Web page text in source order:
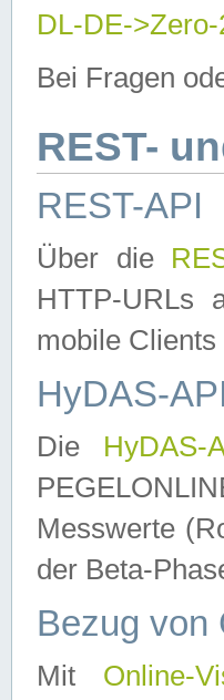
DL-DE->Zero-
Bei Fragen
REST-
REST-API
Über die
HTTP-URLs
mobile
HyDAS-API
Die HyDAS-
Messwerte
der Beta-
Bezug von
Mit Online-